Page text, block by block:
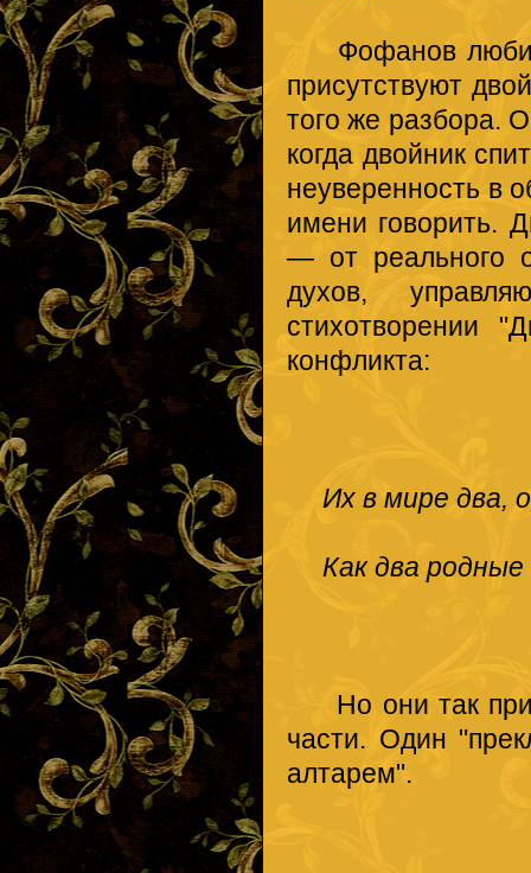
Фофанов любит
присутствуют
того же разбора.
когда двойник
неуверенность в
имени говорить.
— от реального
духов,
стихотворении
конфликта:
Их в мире два,
Как два
Но они так
части. Один
алтарем".